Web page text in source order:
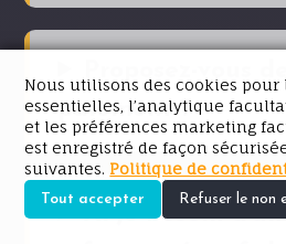
paiement ?
Ai-je besoin
Nous utilisons des cookies pour
essentielles, l’analytique
et les préférences marketing
est enregistré de façon
suivantes. Politique de
Tout accepter Refuser le non